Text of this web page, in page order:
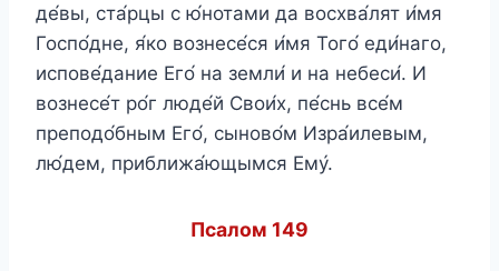
де́вы, ста́рцы с ю́нотами да восхва́лят и́мя
Госпо́дне, я́ко вознесе́ся и́мя Того́ еди́наго,
испове́дание Его́ на земли́ и на небеси́. И
вознесе́т ро́г люде́й Свои́х, пе́снь все́м
преподо́бным Его́, сыново́м Изра́илевым,
лю́дем, приближа́ющымся Ему́.
Псалом 149